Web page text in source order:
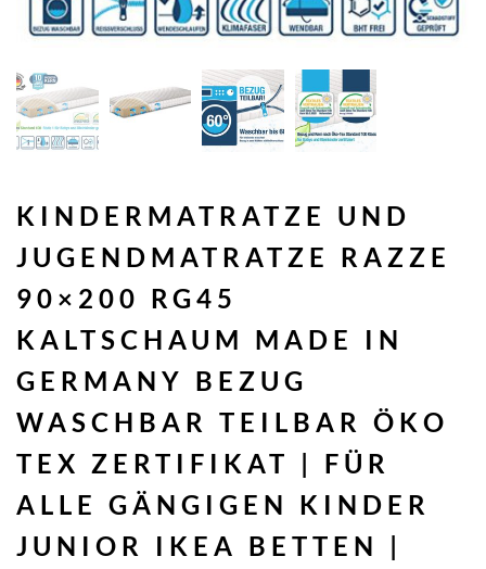
KINDERMATRATZE UND
JUGENDMATRATZE RAZZE
90×200 RG45
KALTSCHAUM MADE IN
GERMANY BEZUG
WASCHBAR TEILBAR ÖKO
TEX ZERTIFIKAT | FÜR
ALLE GÄNGIGEN KINDER
JUNIOR IKEA BETTEN |